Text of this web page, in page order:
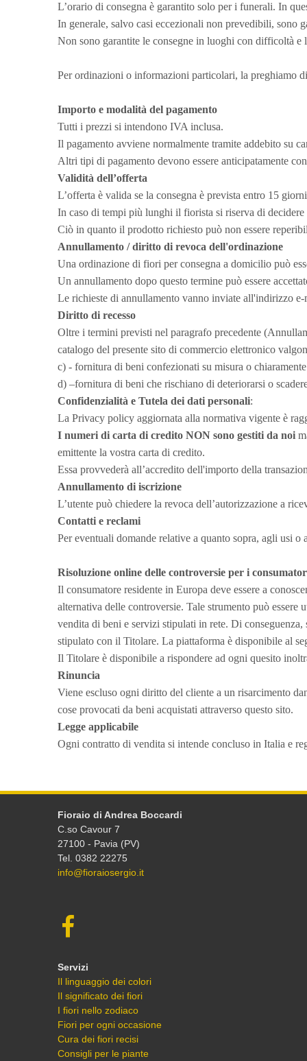
L’orario di consegna è garantito solo per i funerali. In
In generale, salvo casi eccezionali non prevedibili, sono
Non sono garantite le consegne in luoghi con difficoltà
Per ordinazioni o informazioni particolari, la preghiamo
Importo e modalità del pagamento
Tutti i prezzi si intendono IVA inclusa.
Il pagamento avviene normalmente tramite addebito su
Altri tipi di pagamento devono essere anticipatamente
Validità dell’offerta
L’offerta è valida se la consegna è prevista entro 15
In caso di tempi più lunghi il fiorista si riserva di
Ciò in quanto il prodotto richiesto può non essere
Annullamento / diritto di revoca dell'ordinazione
Una ordinazione di fiori per consegna a domicilio può
Un annullamento dopo questo termine può essere
Le richieste di annullamento vanno inviate all'indirizzo
Diritto di recesso
Oltre i termini previsti nel paragrafo precedente
catalogo del presente sito di commercio elettronico
c) - fornitura di beni confezionati su misura o
d) –fornitura di beni che rischiano di deteriorarsi o
Confidenzialità e Tutela dei dati personali:
La Privacy policy aggiornata alla normativa vigente è
I numeri di carta di credito NON sono gestiti da noi
emittente la vostra carta di credito.
Essa provvederà all’accredito dell'importo della
Annullamento di iscrizione
L’utente può chiedere la revoca dell’autorizzazione a
Contatti e reclami
Per eventuali domande relative a quanto sopra, agli usi
Risoluzione online delle controversie per i
Il consumatore residente in Europa deve essere a
alternativa delle controversie. Tale strumento può
vendita di beni e servizi stipulati in rete. Di
stipulato con il Titolare. La piattaforma è disponibile al
Il Titolare è disponibile a rispondere ad ogni quesito
Rinuncia
Viene escluso ogni diritto del cliente a un risarcimento
cose provocati da beni acquistati attraverso questo sito.
Legge applicabile
Ogni contratto di vendita si intende concluso in Italia e
Fioraio di Andrea Boccardi
C.so Cavour 7
27100 - Pavia (PV)
Tel. 0382 22275
info@fioraiosergio.it
Servizi
Il linguaggio dei colori
Il significato dei fiori
I fiori nello zodiaco
Fiori per ogni occasione
Cura dei fiori recisi
Consigli per le piante